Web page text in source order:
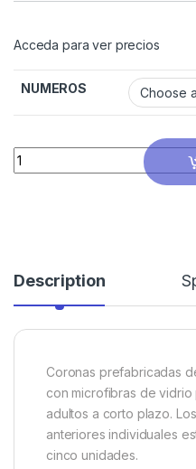
Acceda para ver precios
NUMEROS
Quantity
Description
Coronas prefabricadas
con microfibras de
adultos a corto plazo.
anteriores individuales
cinco unidades.